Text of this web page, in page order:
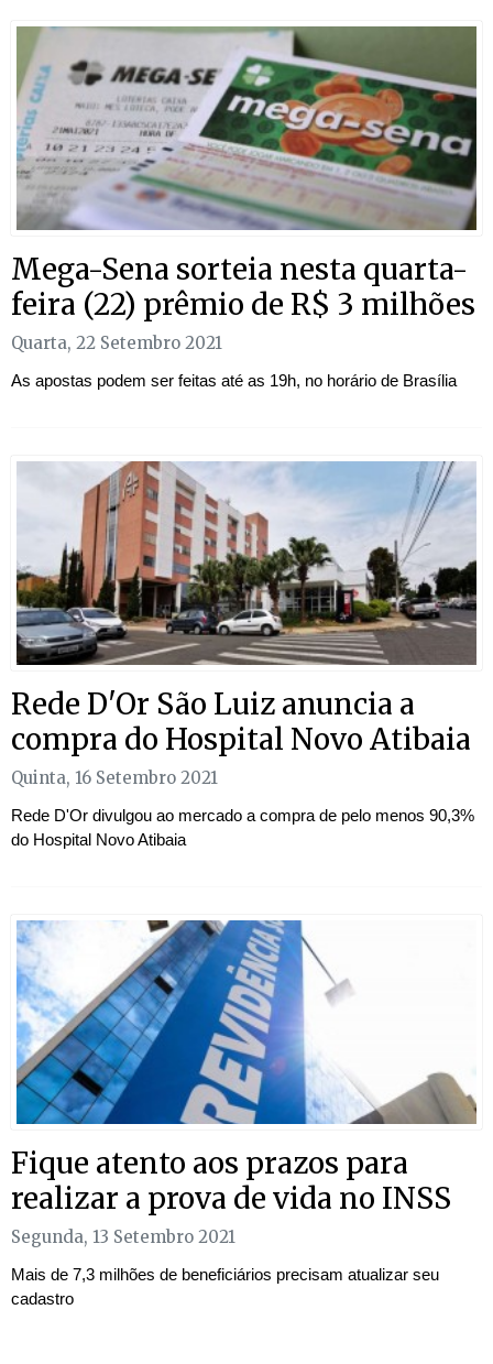
Mega-Sena sorteia nesta quarta-
feira (22) prêmio de R$ 3 milhões
Quarta, 22 Setembro 2021
As apostas podem ser feitas até as 19h, no horário de Brasília
Rede D'Or São Luiz anuncia a
compra do Hospital Novo Atibaia
Quinta, 16 Setembro 2021
Rede D'Or divulgou ao mercado a compra de pelo menos 90,3%
do Hospital Novo Atibaia
Fique atento aos prazos para
realizar a prova de vida no INSS
Segunda, 13 Setembro 2021
Mais de 7,3 milhões de beneficiários precisam atualizar seu
cadastro